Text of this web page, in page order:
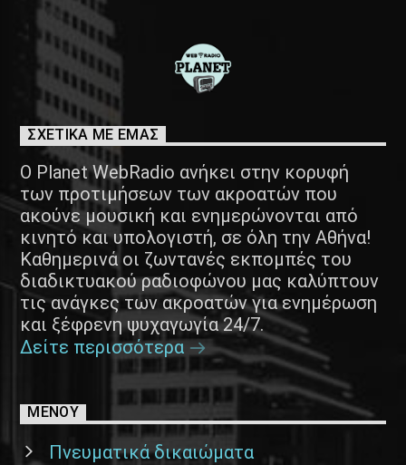
ΣΧΕΤΙΚΑ ΜΕ ΕΜΑΣ
Ο Planet WebRadio ανήκει στην κορυφή
των προτιμήσεων των ακροατών που
ακούνε μουσική και ενημερώνονται από
κινητό και υπολογιστή, σε όλη την Αθήνα!
Καθημερινά οι ζωντανές εκπομπές του
διαδικτυακού ραδιοφώνου μας καλύπτουν
τις ανάγκες των ακροατών για ενημέρωση
και ξέφρενη ψυχαγωγία 24/7.
Δείτε περισσότερα
ΜΕΝΟΥ
Πνευματικά δικαιώματα